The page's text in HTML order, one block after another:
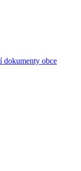
dokumenty obce